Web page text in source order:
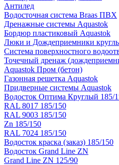
Антилед
Водосточная система Braas ПВХ
Дренажные системы Aquastok
Бордюр пластиковый Aquastok
Люки и Дождеприемники
Система поверхностного
Точечный дренаж
Aquastok Пром (бетон)
Газонная решетка Aquastok
Придверные системы Aquastok
Водосток Оптима Круглый 185/
RAL 8017 185/150
RAL 9003 185/150
Zn 185/150
RAL 7024 185/150
Водосток краска (заказ) 185/150
Водосток Grand Line ZN
Grand Line ZN 125/90